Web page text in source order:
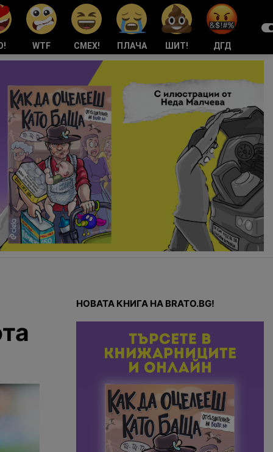
WTF СМЕХ! ПЛАЧА ШИТ! ДГД
НОВАТА КНИГА НА BRATO.BG!